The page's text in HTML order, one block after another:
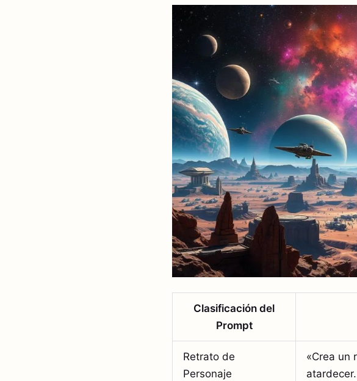
Clasificación del
Prompt
Retrato de
Personaje
«Crea un